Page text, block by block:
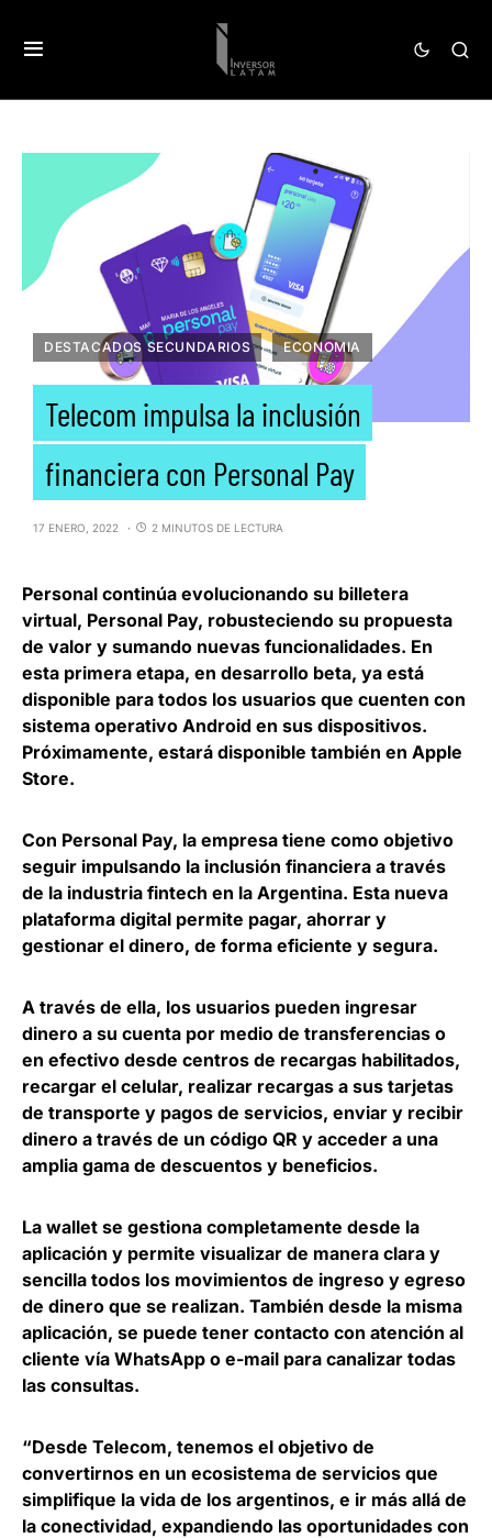
DESTACADOS SECUNDARIOS ECONOMIA
Telecom impulsa la inclusión
financiera con Personal Pay
17 ENERO, 2022 2 MINUTOS DE LECTURA
Personal continúa evolucionando su billetera
virtual, Personal Pay, robusteciendo su propuesta
de valor y sumando nuevas funcionalidades. En
esta primera etapa, en desarrollo beta, ya está
disponible para todos los usuarios que cuenten con
sistema operativo Android en sus dispositivos.
Próximamente, estará disponible también en Apple
Store.
Con Personal Pay, la empresa tiene como objetivo
seguir impulsando la inclusión financiera a través
de la industria fintech en la Argentina. Esta nueva
plataforma digital permite pagar, ahorrar y
gestionar el dinero, de forma eficiente y segura.
A través de ella, los usuarios pueden ingresar
dinero a su cuenta por medio de transferencias o
en efectivo desde centros de recargas habilitados,
recargar el celular, realizar recargas a sus tarjetas
de transporte y pagos de servicios, enviar y recibir
dinero a través de un código QR y acceder a una
amplia gama de descuentos y beneficios.
La wallet se gestiona completamente desde la
aplicación y permite visualizar de manera clara y
sencilla todos los movimientos de ingreso y egreso
de dinero que se realizan. También desde la misma
aplicación, se puede tener contacto con atención al
cliente vía WhatsApp o e-mail para canalizar todas
las consultas.
“Desde Telecom, tenemos el objetivo de
convertirnos en un ecosistema de servicios que
simplifique la vida de los argentinos, e ir más allá de
la conectividad, expandiendo las oportunidades con